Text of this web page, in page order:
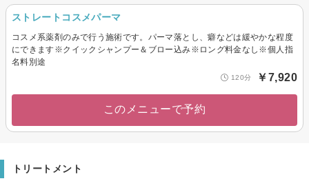
ストレートコスメパーマ
コスメ系薬剤のみで行う施術です。パーマ落とし、癖などは緩やかな程度
にできます※クイックシャンプー＆ブロー込み※ロング料金なし※個人指
名料別途
120分 ￥7,920
このメニューで予約
トリートメント